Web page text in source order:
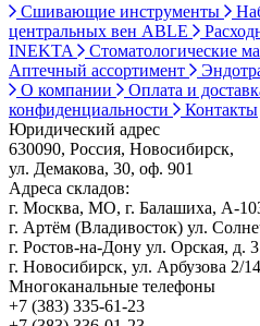
Сшивающие инструменты
центральных вен ABLE
INEKTA
Стоматологические
Аптечный ассортимент
О компании
Оплата и
конфиденциальности
Контакты
Юридический адрес
630090, Россия, Новосибирск,
ул. Демакова, 30, оф. 901
Адреса складов:
г. Москва, МО, г. Балашиха, А-
г. Артём (Владивосток) ул.
г. Ростов-на-Дону ул. Орская, д.
г. Новосибирск, ул. Арбузова 2/14
Многоканальные телефоны
+7 (383) 335-61-23